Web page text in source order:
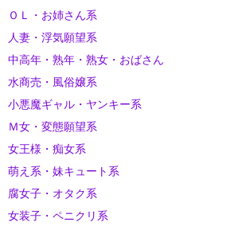
ＯＬ・お姉さん系
人妻・浮気願望系
中高年・熟年・熟女・おばさん
水商売・風俗嬢系
小悪魔ギャル・ヤンキー系
Ｍ女・変態願望系
女王様・痴女系
萌え系・妹キュート系
腐女子・オタク系
女装子・ペニクリ系